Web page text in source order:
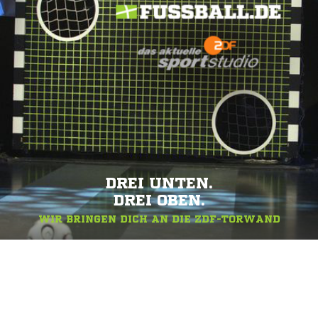
DREI UNTEN.
DREI OBEN.
WIR BRINGEN DICH AN DIE ZDF-TORWAND